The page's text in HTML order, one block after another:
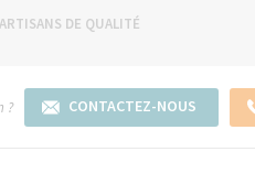
ARTISANS DE QUALITÉ
? CONTACTEZ-NOUS